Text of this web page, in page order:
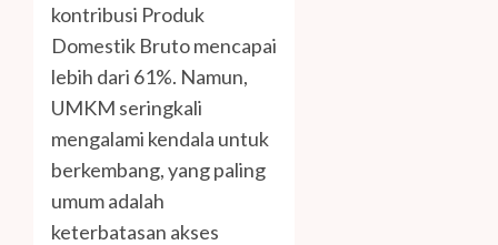
kontribusi Produk
Domestik Bruto mencapai
lebih dari 61%. Namun,
UMKM seringkali
mengalami kendala untuk
berkembang, yang paling
umum adalah
keterbatasan akses